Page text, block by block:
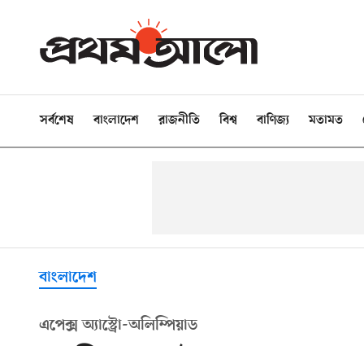
সর্বশেষ বাংলাদেশ রাজনীতি বিশ্ব বাণিজ্য মতামত
বাংলাদেশ
এপেক্স অ্যাস্ট্রো-অলিম্পিয়াড